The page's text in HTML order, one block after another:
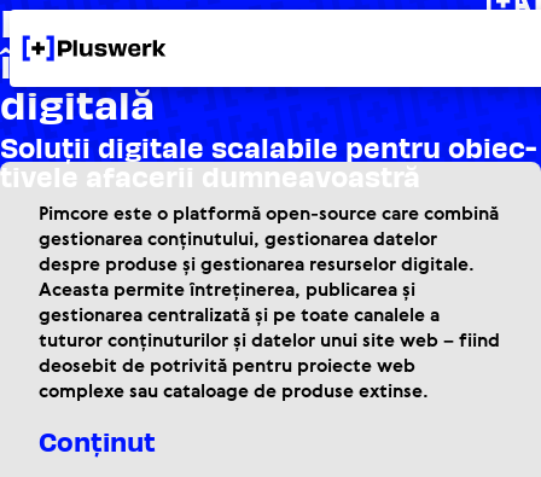
Pimcore: Platforma lider
în materie de expe­riență
digitală
Soluții digitale scalabile pentru obiec­
ti­vele afacerii dumne­a­voastră
Pimcore este o platformă open-source care combină
gestionarea conținutului, gestionarea datelor
despre produse și gestionarea resurselor digitale.
Aceasta permite întreținerea, publicarea și
gestionarea centralizată și pe toate canalele a
tuturor conținuturilor și datelor unui site web – fiind
deosebit de potrivită pentru proiecte web
complexe sau cataloage de produse extinse.
Conținut